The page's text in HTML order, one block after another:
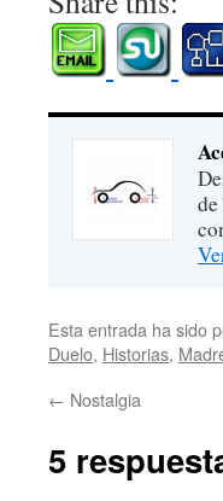
Esta entrada ha sido
Duelo, Historias,
← Nostalgia
5